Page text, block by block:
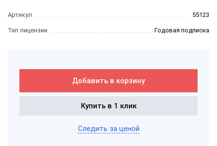
Артикул 55123
Тип лицензии Годовая подписка
Добавить в корзину
Купить в 1 клик
Следить за ценой